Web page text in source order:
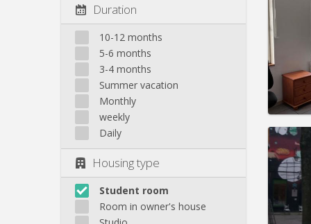
Duration
10-12 months
5-6 months
3-4 months
Summer vacation
Monthly
weekly
Daily
Housing type
Student room
Room in owner's house
Rent:
Rent: